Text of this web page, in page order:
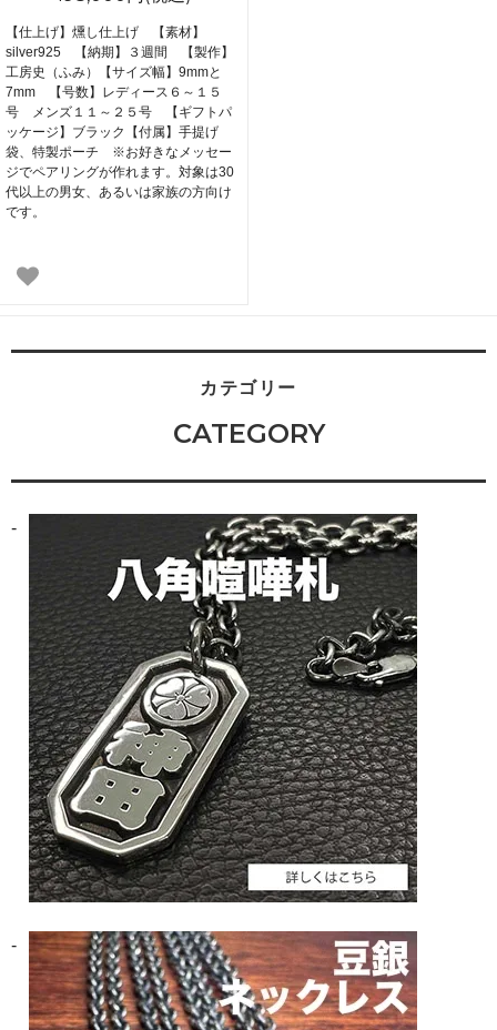
【仕上げ】燻し仕上げ 【素材】
silver925 【納期】３週間 【製作】
工房史（ふみ）【サイズ幅】9mmと
7mm 【号数】レディース６～１５
号 メンズ１１～２５号 【ギフトパ
ッケージ】ブラック【付属】手提げ
袋、特製ポーチ ※お好きなメッセー
ジでペアリングが作れます。対象は30
代以上の男女、あるいは家族の方向け
です。
カテゴリー
CATEGORY